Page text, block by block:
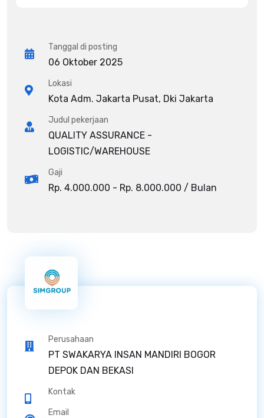
Tanggal di posting
06 Oktober 2025
Lokasi
Kota Adm. Jakarta Pusat, Dki Jakarta
Judul pekerjaan
QUALITY ASSURANCE -
LOGISTIC/WAREHOUSE
Gaji
Rp. 4.000.000 - Rp. 8.000.000 / Bulan
Perusahaan
PT SWAKARYA INSAN MANDIRI BOGOR
DEPOK DAN BEKASI
Kontak
Email